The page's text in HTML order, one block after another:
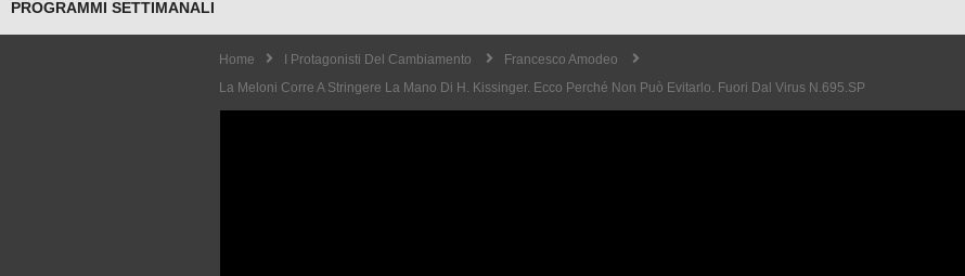
PROGRAMMI SETTIMANALI
Home I Protagonisti Del Cambiamento
Francesco Amodeo
La Meloni Corre A Stringere La Mano Di H. Kissinger. Ecco Perché Non Può Evitarlo. Fuori Dal Virus N.695.SP